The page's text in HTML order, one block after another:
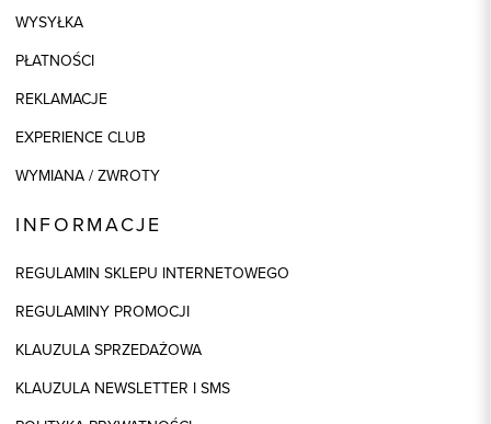
WYSYŁKA
PŁATNOŚCI
REKLAMACJE
EXPERIENCE CLUB
WYMIANA / ZWROTY
INFORMACJE
REGULAMIN SKLEPU INTERNETOWEGO
REGULAMINY PROMOCJI
KLAUZULA SPRZEDAŻOWA
KLAUZULA NEWSLETTER I SMS